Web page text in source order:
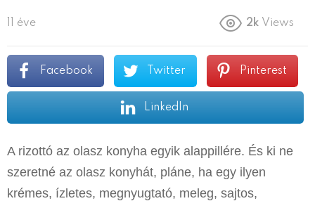
11 éve 2k Views
Facebook Twitter Pinterest
LinkedIn
A rizottó az olasz konyha egyik alappillére. És ki ne
szeretné az olasz konyhát, pláne, ha egy ilyen
krémes, ízletes, megnyugtató, meleg, sajtos,